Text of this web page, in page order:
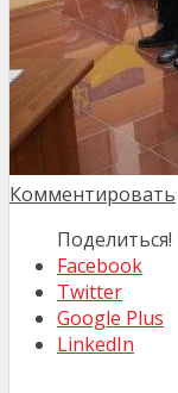
Комментировать
Поделиться!
Facebook
Twitter
Google Plus
LinkedIn